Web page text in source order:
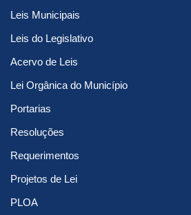
Leis Municipais
Leis do Legislativo
Acervo de Leis
Lei Orgânica do Município
Portarias
Resoluções
Requerimentos
Projetos de Lei
PLOA